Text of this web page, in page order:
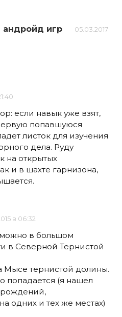
андройд игр
05.03.2017
если навык уже взят,
попавшуюся
листок для изучения
дела. Руду
на открытых
и в шахте гарнизона,
в 06:32
в большом
в Северной Тернистой
Мысе тернистой долины.
попадается (я нашел
одних и тех же местах)